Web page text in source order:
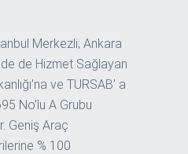
Merkezli; Ankara
de Hizmet Sağlayan
ve TURSAB’ a
No’lu A Grubu
Geniş Araç
% 100